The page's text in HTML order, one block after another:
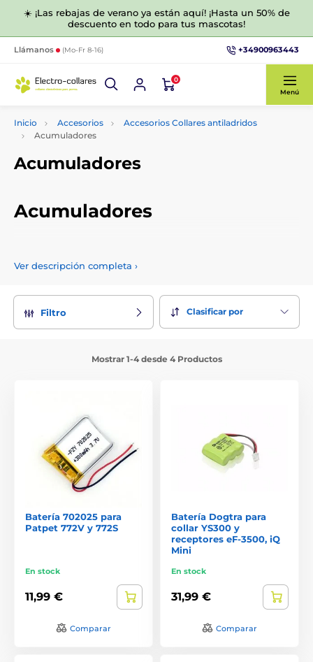
☀️ ¡Las rebajas de verano ya están aquí! ¡Hasta un 50% de
descuento en todo para tus mascotas!
Llámanos (Mo-Fr 8-16) +34900963443
0
Menú
Inicio Accesorios
Accesorios Collares antiladridos
Acumuladores
Acumuladores
Acumuladores
de nuestra gama. Puede elegir los acumuladores según su
Ver descripción completa ›
Filtro Clasificar por
Mostrar 1-4 desde 4 Productos
Batería 702025 para
Patpet 772V y 772S
En stock
11,99 €
Comparar
Batería Dogtra para
collar YS300 y
receptores eF-3500, iQ
Mini
En stock
31,99 €
Comparar